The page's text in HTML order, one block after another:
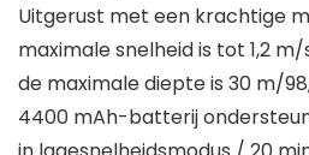
Uitgerust met een krachtige
maximale snelheid is tot 1,2
de maximale diepte is 30 m/
4400 mAh-batterij